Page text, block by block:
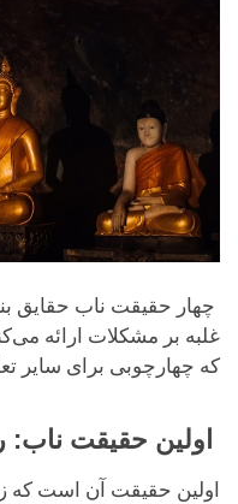
چهار حقیقت ناب حقایق
غلبه بر مشکلات ارائه
که چهارچوبی برای سایر
اولین حقیقت ناب:
اولین حقیقت آن است که